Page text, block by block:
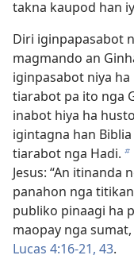
takna kaupod han
Diri iginpapasabot
magmando an
iginpasabot niya
tiarabot pa ito nga
inabot hiya ha
igintagna han
tiarabot nga Hadi. b
Jesus: “An
panahon nga
publiko pinaagi ha
maopay nga
Lucas 4:16-21, 43.